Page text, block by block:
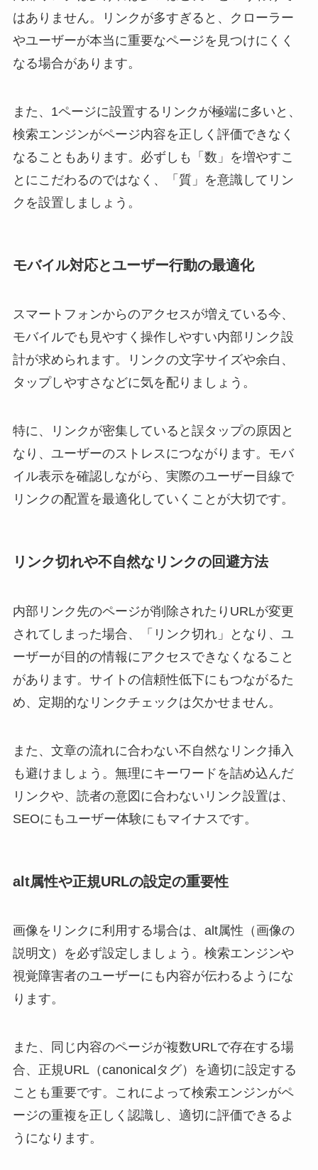
はありません。リンクが多すぎると、クローラー
やユーザーが本当に重要なページを見つけにくく
なる場合があります。
また、1ページに設置するリンクが極端に多いと、
検索エンジンがページ内容を正しく評価できなく
なることもあります。必ずしも「数」を増やすこ
とにこだわるのではなく、「質」を意識してリン
クを設置しましょう。
モバイル対応とユーザー行動の最適化
スマートフォンからのアクセスが増えている今、
モバイルでも見やすく操作しやすい内部リンク設
計が求められます。リンクの文字サイズや余白、
タップしやすさなどに気を配りましょう。
特に、リンクが密集していると誤タップの原因と
なり、ユーザーのストレスにつながります。モバ
イル表示を確認しながら、実際のユーザー目線で
リンクの配置を最適化していくことが大切です。
リンク切れや不自然なリンクの回避方法
内部リンク先のページが削除されたりURLが変更
されてしまった場合、「リンク切れ」となり、ユ
ーザーが目的の情報にアクセスできなくなること
があります。サイトの信頼性低下にもつながるた
め、定期的なリンクチェックは欠かせません。
また、文章の流れに合わない不自然なリンク挿入
も避けましょう。無理にキーワードを詰め込んだ
リンクや、読者の意図に合わないリンク設置は、
SEOにもユーザー体験にもマイナスです。
alt属性や正規URLの設定の重要性
画像をリンクに利用する場合は、alt属性（画像の
説明文）を必ず設定しましょう。検索エンジンや
視覚障害者のユーザーにも内容が伝わるようにな
ります。
また、同じ内容のページが複数URLで存在する場
合、正規URL（canonicalタグ）を適切に設定する
ことも重要です。これによって検索エンジンがペ
ージの重複を正しく認識し、適切に評価できるよ
うになります。